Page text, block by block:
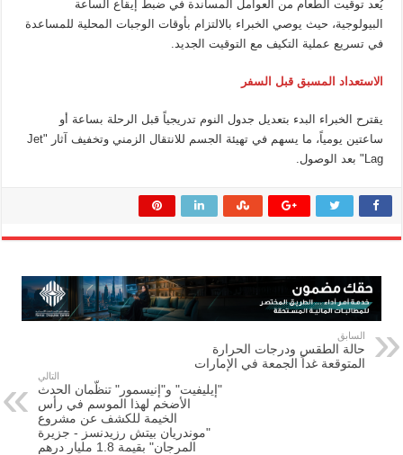
يُعد توقيت الطعام من العوامل المساندة في ضبط إيقاع الساعة
البيولوجية، حيث يوصي الخبراء بالالتزام بأوقات الوجبات المحلية للمساعدة
في تسريع عملية التكيف مع التوقيت الجديد.
الاستعداد المسبق قبل السفر
يقترح الخبراء البدء بتعديل جدول النوم تدريجياً قبل الرحلة بساعة أو
ساعتين يومياً، ما يسهم في تهيئة الجسم للانتقال الزمني وتخفيف آثار "Jet
Lag" بعد الوصول.
السابق
حالة الطقس ودرجات الحرارة
المتوقعة غداً الجمعة في الإمارات
التالي
"إيليفيت" و"إنيسمور" تنظّمان الحدث
الأضخم لهذا الموسم في رأس
الخيمة للكشف عن مشروع
"موندريان بيتش رزيدنسز - جزيرة
المرجان" بقيمة 1.8 مليار درهم